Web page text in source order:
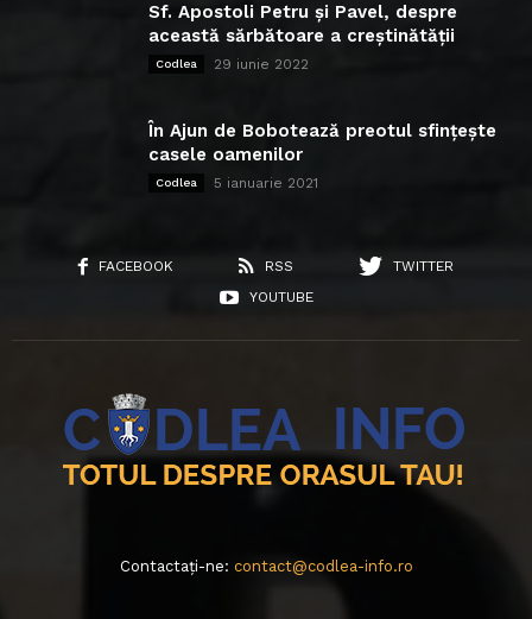
Sf. Apostoli Petru și Pavel, despre
această sărbătoare a creștinătății
Codlea 29 iunie 2022
În Ajun de Bobotează preotul sfințește
casele oamenilor
Codlea 5 ianuarie 2021
FACEBOOK RSS
TWITTER
YOUTUBE
Contactați-ne: contact@codlea-info.ro